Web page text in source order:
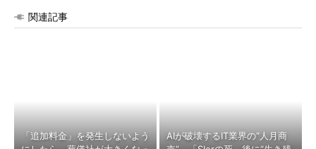
関連記事
「追加料金」を発生しないよう
AIが破壊するIT業界の“人月商